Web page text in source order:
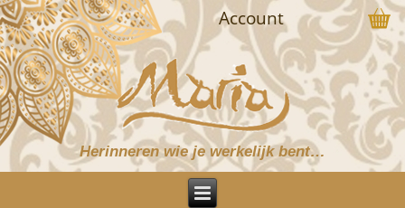
Herinneren wie je werkelijk bent…
Account